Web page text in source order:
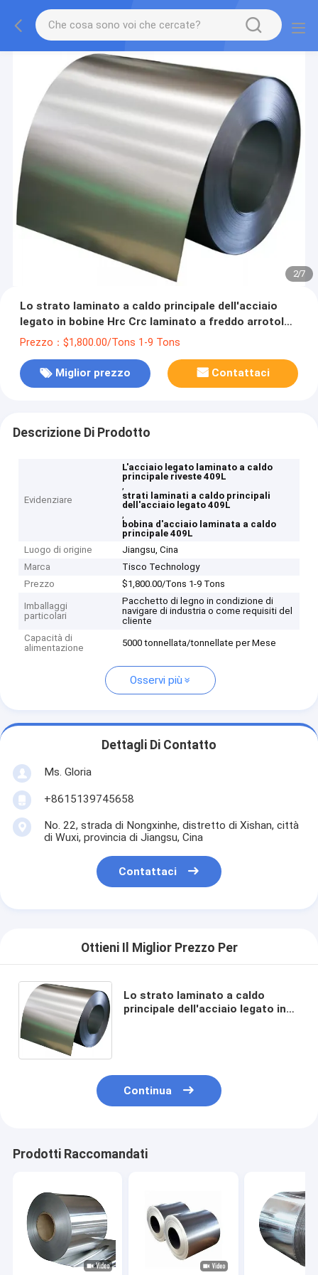
2/7
Lo strato laminato a caldo principale dell'acciaio
legato in bobine Hrc Crc laminato a freddo arrotola
l'acciaio inossidabile 409L
Prezzo：$1,800.00/Tons 1-9 Tons
Miglior prezzo Contattaci
Descrizione Di Prodotto
Evidenziare
L'acciaio legato laminato a caldo
principale riveste 409L
,
strati laminati a caldo principali
dell'acciaio legato 409L
,
bobina d'acciaio laminata a caldo
principale 409L
Luogo di origine
Jiangsu, Cina
Marca
Tisco Technology
Prezzo
$1,800.00/Tons 1-9 Tons
Imballaggi
particolari
Pacchetto di legno in condizione di
navigare di industria o come requisiti del
cliente
Capacità di
alimentazione
5000 tonnellata/tonnellate per Mese
Osservi più
Dettagli Di Contatto
Ms. Gloria
+8615139745658
No. 22, strada di Nongxinhe, distretto di Xishan, città
di Wuxi, provincia di Jiangsu, Cina
Contattaci
Ottieni Il Miglior Prezzo Per
Lo strato laminato a caldo
principale dell'acciaio legato in
Continua
Prodotti Raccomandati